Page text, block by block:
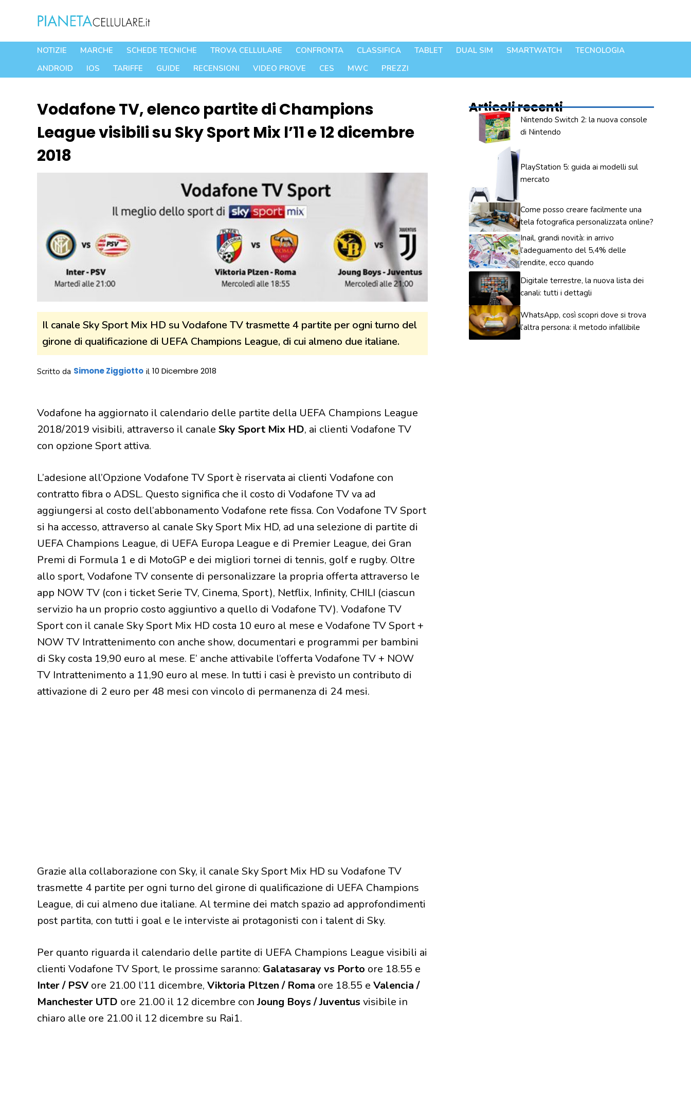
contenuto
NOTIZIE MARCHE SCHEDE TECNICHE TROVA CELLULARE CONFRONTA CLASSIFICA TABLET DUAL SIM SMARTWATCH
TECNOLOGIA
ANDROID
IOS TARIFFE GUIDE RECENSIONI VIDEO PROVE CES MWC PREZZI
Vodafone TV, elenco partite di Champions
League visibili su Sky Sport Mix l’11 e 12 dicembre
2018
Il canale Sky Sport Mix HD su Vodafone TV trasmette 4 partite per ogni turno del
girone di qualificazione di UEFA Champions League, di cui almeno due italiane.
Scritto da Simone Ziggiotto il 10 Dicembre 2018
Vodafone ha aggiornato il calendario delle partite della UEFA Champions League
2018/2019 visibili, attraverso il canale Sky Sport Mix HD, ai clienti Vodafone TV
con opzione Sport attiva.
L’adesione all’Opzione Vodafone TV Sport è riservata ai clienti Vodafone con
contratto fibra o ADSL. Questo significa che il costo di Vodafone TV va ad
aggiungersi al costo dell’abbonamento Vodafone rete fissa. Con Vodafone TV Sport
si ha accesso, attraverso al canale Sky Sport Mix HD, ad una selezione di partite di
UEFA Champions League, di UEFA Europa League e di Premier League, dei Gran
Premi di Formula 1 e di MotoGP e dei migliori tornei di tennis, golf e rugby. Oltre
allo sport, Vodafone TV consente di personalizzare la propria offerta attraverso le
app NOW TV (con i ticket Serie TV, Cinema, Sport), Netflix, Infinity, CHILI (ciascun
servizio ha un proprio costo aggiuntivo a quello di Vodafone TV). Vodafone TV
Sport con il canale Sky Sport Mix HD costa 10 euro al mese e Vodafone TV Sport +
NOW TV Intrattenimento con anche show, documentari e programmi per bambini
di Sky costa 19,90 euro al mese. E’ anche attivabile l’offerta Vodafone TV + NOW
TV Intrattenimento a 11,90 euro al mese. In tutti i casi è previsto un contributo di
attivazione di 2 euro per 48 mesi con vincolo di permanenza di 24 mesi.
Grazie alla collaborazione con Sky, il canale Sky Sport Mix HD su Vodafone TV
trasmette 4 partite per ogni turno del girone di qualificazione di UEFA Champions
League, di cui almeno due italiane. Al termine dei match spazio ad approfondimenti
post partita, con tutti i goal e le interviste ai protagonisti con i talent di Sky.
Per quanto riguarda il calendario delle partite di UEFA Champions League visibili ai
clienti Vodafone TV Sport, le prossime saranno: Galatasaray vs Porto ore 18.55 e
Inter / PSV ore 21.00 l’11 dicembre, Viktoria Pltzen / Roma ore 18.55 e Valencia /
Manchester UTD ore 21.00 il 12 dicembre conJoung Boys / Juventus visibile in
chiaro alle ore 21.00 il 12 dicembre su Rai1.
Articoli recenti
Nintendo Switch 2: la nuova console
di Nintendo
PlayStation 5: guida ai modelli sul
mercato
Come posso creare facilmente una
tela fotografica personalizzata online?
Inail, grandi novità: in arrivo
l’adeguamento del 5,4% delle
rendite, ecco quando
Digitale terrestre, la nuova lista dei
canali: tutti i dettagli
WhatsApp, così scopri dove si trova
l’altra persona: il metodo infallibile